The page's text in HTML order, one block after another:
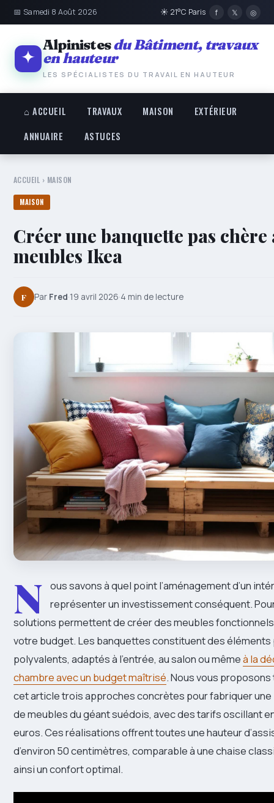
📅 Samedi 8 Août 2026 ☀ 21°C Paris f 𝕏 ◎
Alpinistesdu Bâtiment, travaux
en hauteur
LES SPÉCIALISTES DU TRAVAIL EN HAUTEUR
⌂ ACCUEIL TRAVAUX MAISON
EXTÉRIEUR
ANNUAIRE
ASTUCES
ACCUEIL › MAISON
MAISON
Créer une banquette pas chère
meubles Ikea
F Par Fred·19 avril 2026·4 min de lecture
N ous savons à quel point l’aménagement d’un
représenter un investissement conséquent.
solutions permettent de créer des meubles
votre budget. Les banquettes constituent des
polyvalents, adaptés à l’entrée, au salon ou mêmeà la
chambre avec un budget maîtrisé. Nous vous
cet article trois approches concrètes pour fabriquer
de meubles du géant suédois, avec des tarifs oscillant
euros. Ces réalisations offrent toutes une hauteur
d’environ 50 centimètres, comparable à une chaise
ainsi un confort optimal.